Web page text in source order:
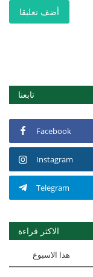
أضف تعليقا
تابعنا
Facebook
Instagram
Telegram
الاكثر قراءة
هذا الاسبوع